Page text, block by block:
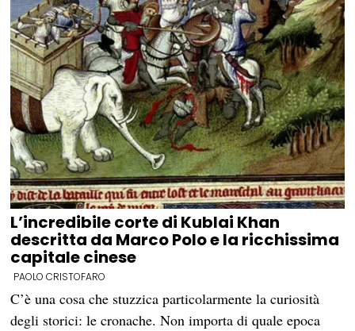
L’incredibile corte di Kublai Khan
descritta da Marco Polo e la ricchissima
capitale cinese
PAOLO CRISTOFARO
C’è una cosa che stuzzica particolarmente la curiosità
degli storici: le cronache. Non importa di quale epoca